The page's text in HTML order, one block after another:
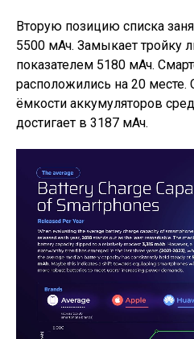
Вторую позицию списка
5500 мАч. Замыкает тройку
показателем 5180 мАч.
расположились на 20 месте.
ёмкости аккумуляторов
достигает в 3187 мАч.